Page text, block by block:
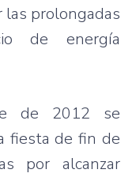
las prolongadas
de energía
de 2012 se
fiesta de fin de
por alcanzar